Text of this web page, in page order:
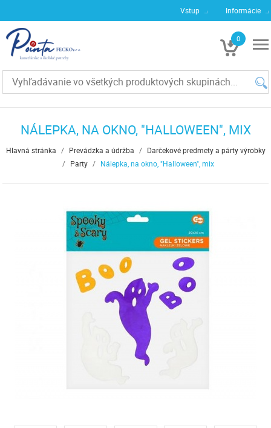
Vstup Informácie
0
€0
NÁLEPKA, NA OKNO, "HALLOWEEN", MIX
Hlavná stránka / Prevádzka a údržba / Darčekové predmety a párty výrobky
/ Party / Nálepka, na okno, "Halloween", mix